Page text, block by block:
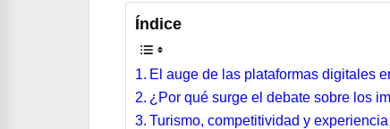
Índice
El auge de las plataformas digitales
¿Por qué surge el debate sobre los
Turismo, competitividad y